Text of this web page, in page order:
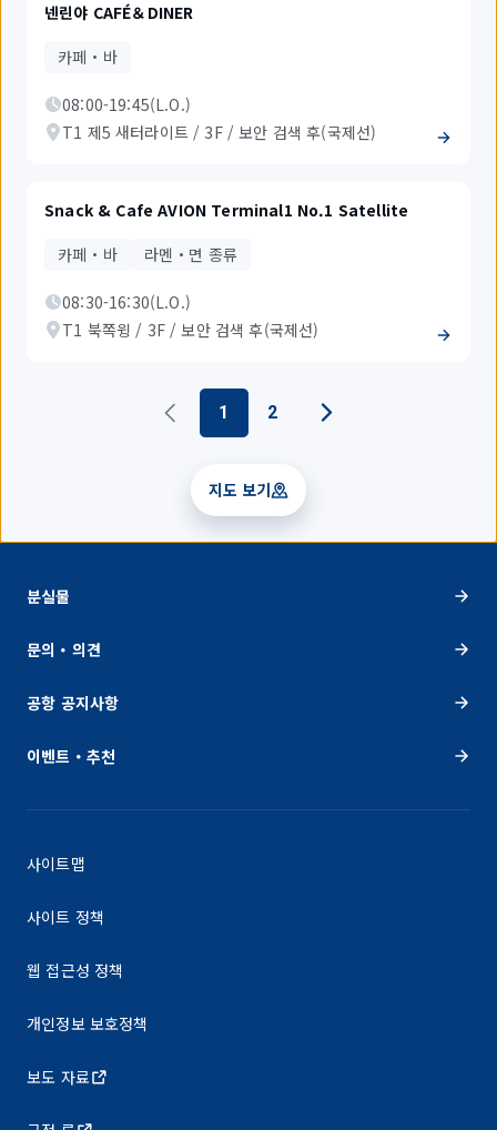
넨린야 CAFÉ＆DINER
카페・바
08:00-19:45(L.O.)
T1 제5 새터라이트 / 3F / 보안 검색 후(국제선)
Snack & Cafe AVION Terminal1 No.1 Satellite
카페・바
라멘・면 종류
08:30-16:30(L.O.)
T1 북쪽윙 / 3F / 보안 검색 후(국제선)
1 2
지도 보기
분실물
문의・의견
공항 공지사항
이벤트・추천
사이트맵
사이트 정책
웹 접근성 정책
개인정보 보호정책
보도 자료